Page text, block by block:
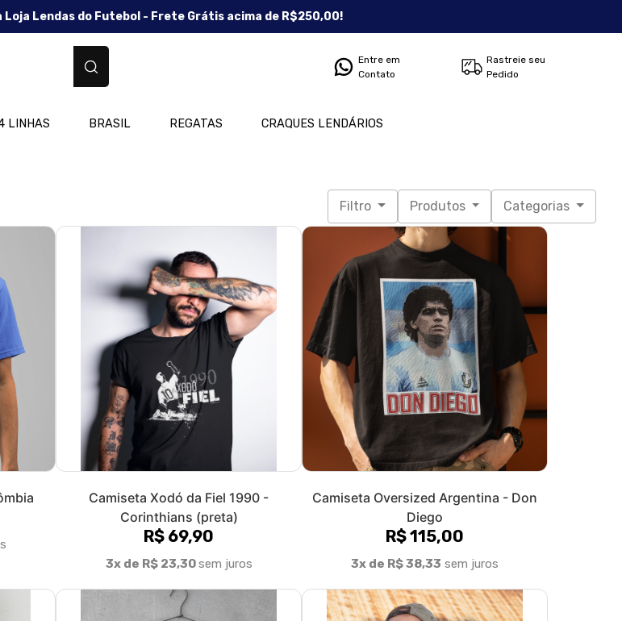
Loja Lendas do Futebol - Frete Grátis acima de R$250,00!
Entre em
Contato
Rastreie seu
Pedido
LINHAS BRASIL REGATAS CRAQUES LENDÁRIOS
Filtro Produtos Categorias
Camiseta Xodó da Fiel 1990 -
Corinthians (preta)
R$ 69,90
3x de R$ 23,30sem juros
Camiseta Oversized Argentina - Don
Diego
R$ 115,00
3x de R$ 38,33 sem juros